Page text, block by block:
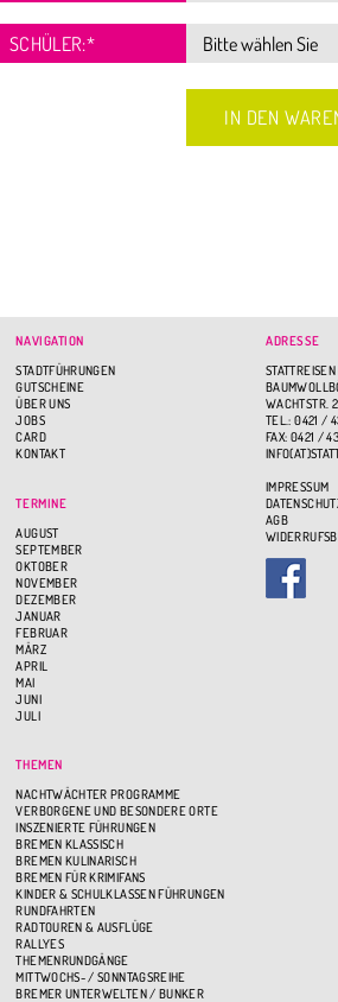
SCHÜLER:*
NAVIGATION
STADTFÜHRUNGEN
GUTSCHEINE
ÜBER UNS
JOBS
CARD
KONTAKT
TERMINE
AUGUST
SEPTEMBER
OKTOBER
NOVEMBER
DEZEMBER
JANUAR
FEBRUAR
MÄRZ
APRIL
MAI
JUNI
JULI
THEMEN
NACHTWÄCHTER PROGRAMME
VERBORGENE UND BESONDERE ORTE
INSZENIERTE FÜHRUNGEN
BREMEN KLASSISCH
BREMEN KULINARISCH
BREMEN FÜR KRIMIFANS
KINDER & SCHULKLASSEN FÜHRUNGEN
RUNDFAHRTEN
RADTOUREN & AUSFLÜGE
RALLYES
THEMENRUNDGÄNGE
MITTWOCHS- / SONNTAGSREIHE
BREMER UNTERWELTEN / BUNKER
ADRESSE
WACHTSTR.
TEL.: 0421 /
FAX: 0421 /
IMPRESSUM
AGB